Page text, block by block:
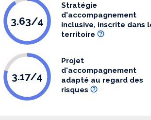
3.63/4
Stratégie
d'accompagnement
inclusive, inscrite dans
territoire
3.17/4
Projet
d'accompagnement
adapté au regard des
risques